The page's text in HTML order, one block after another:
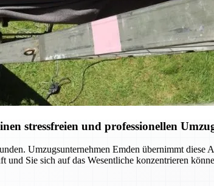
stressfreien und professionellen
Umzugsunternehmen Emden übernimmt
und Sie sich auf das Wesentliche konzentrieren